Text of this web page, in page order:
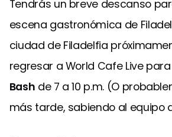
Tendrás un breve descanso
escena gastronómica de
ciudad de Filadelfia
regresar a World Cafe Live
Bash de 7 a 10 p.m. (O
más tarde, sabiendo al equipo